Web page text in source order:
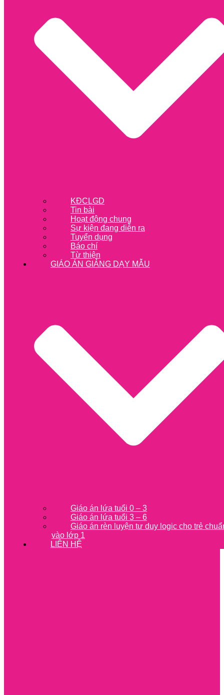
KĐCLGD
Tin bài
Hoạt động chung
Sự kiện đang diễn ra
Tuyển dụng
Báo chí
Từ thiện
GIÁO ÁN GIẢNG DẠY MẪU
Giáo án lứa tuổi 0 – 3
Giáo án lứa tuổi 3 – 6
Giáo án rèn luyện tư duy logic cho trẻ
vào lớp 1
LIÊN HỆ